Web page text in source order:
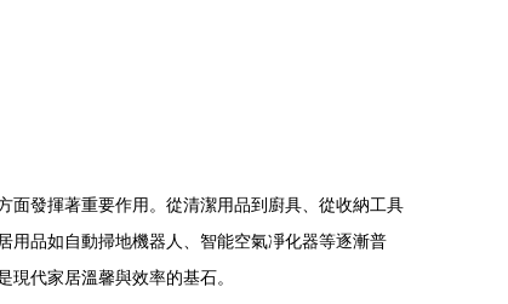
面發揮著重要作用。從清潔用品到廚具、從收納工具
用品如自動掃地機器人、智能空氣凈化器等逐漸普
代家居溫馨與效率的基石。